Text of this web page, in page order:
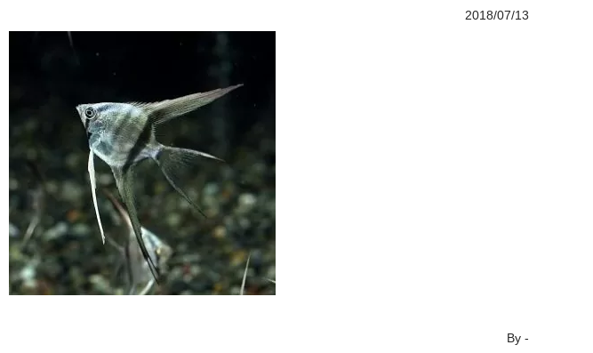
2018/07/13
By -